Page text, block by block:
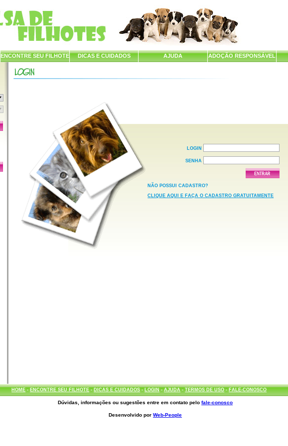
ENCONTRE SEU FILHOTE DICAS E CUIDADOS AJUDA ADOÇÃO RESPONSÁVEL
LOGIN
SENHA
NÃO POSSUI CADASTRO?
CLIQUE AQUI E FAÇA O CADASTRO GRATUITAMENTE
HOME- ENCONTRE SEU FILHOTE- DICAS E CUIDADOS- LOGIN-AJUDA-TERMOS DE USO- FALE-CONOSCO
Dúvidas, informações ou sugestões entre em contato pelofale-conosco
Desenvolvido porWeb-People